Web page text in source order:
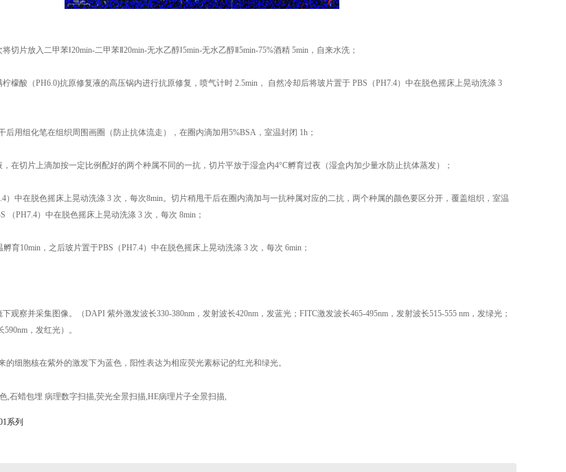
切片放入二甲苯Ⅰ20min-二甲苯Ⅱ20min-无水乙醇Ⅰ5min-无水乙醇Ⅱ5min-75%酒精 5min，自来水洗；
檬酸（PH6.0)抗原修复液的高压锅内进行抗原修复，喷气计时 2.5min， 自然冷却后将玻片置于 PBS（PH7.4）中在脱色摇床上晃动洗涤 3
后用组化笔在组织周围画圈（防止抗体流走），在圈内滴加用5%BSA，室温封闭 1h；
，在切片上滴加按一定比例配好的两个种属不同的一抗，切片平放于湿盒内4°C孵育过夜（湿盒内加少量水防止抗体蒸发）；
）中在脱色摇床上晃动洗涤 3 次，每次8min。切片稍甩干后在圈内滴加与一抗种属对应的二抗，两个种属的颜色要区分开，覆盖组织，室温
（PH7.4）中在脱色摇床上晃动洗涤 3 次，每次 8min；
育10min，之后玻片置于PBS（PH7.4）中在脱色摇床上晃动洗涤 3 次，每次 6min；
观察并采集图像。（DAPI 紫外激发波长330-380nm，发射波长420nm，发蓝光；FITC激发波长465-495nm，发射波长515-555 nm，发绿光；
，发红光）。
的细胞核在紫外的激发下为蓝色，阳性表达为相应荧光素标记的红光和绿光。
,石蜡包埋 病理数字扫描,荧光全景扫描,HE病理片子全景扫描,
系列